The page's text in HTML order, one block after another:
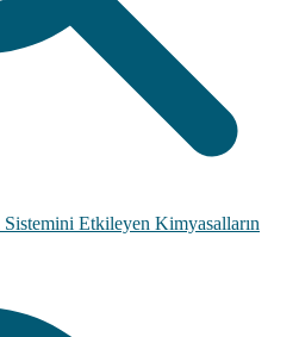
Etkileyen Kimyasalların